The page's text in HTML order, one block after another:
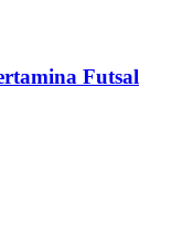
Futsal